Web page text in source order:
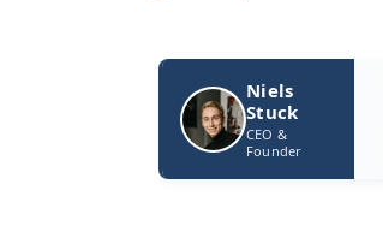
Niels
Stuck
CEO &
Founder